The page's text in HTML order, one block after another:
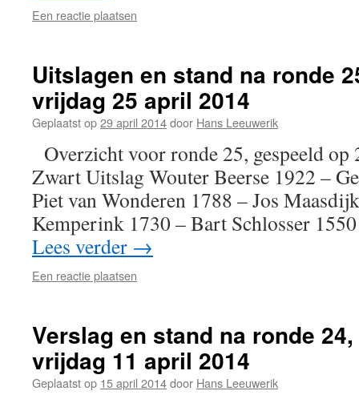
Een reactie plaatsen
Uitslagen en stand na ronde
vrijdag 25 april 2014
Geplaatst op29 april 2014door Hans Leeuwerik
Overzicht voor ronde 25, gespeeld
Zwart Uitslag Wouter Beerse 1922 –
Piet van Wonderen 1788 – Jos
Kemperink 1730 – Bart Schlosser
Lees verder →
Een reactie plaatsen
Verslag en stand na ronde
vrijdag 11 april 2014
Geplaatst op 15 april 2014door Hans Leeuwerik